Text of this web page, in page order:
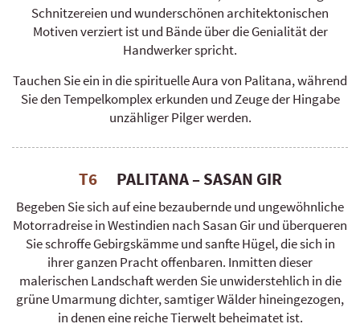
Schnitzereien und wunderschönen architektonischen
Motiven verziert ist und Bände über die Genialität der
Handwerker spricht.
Tauchen Sie ein in die spirituelle Aura von Palitana, während
Sie den Tempelkomplex erkunden und Zeuge der Hingabe
unzähliger Pilger werden.
T6 PALITANA – SASAN GIR
Begeben Sie sich auf eine bezaubernde und ungewöhnliche
Motorradreise in Westindien nach Sasan Gir und überqueren
Sie schroffe Gebirgskämme und sanfte Hügel, die sich in
ihrer ganzen Pracht offenbaren. Inmitten dieser
malerischen Landschaft werden Sie unwiderstehlich in die
grüne Umarmung dichter, samtiger Wälder hineingezogen,
in denen eine reiche Tierwelt beheimatet ist.